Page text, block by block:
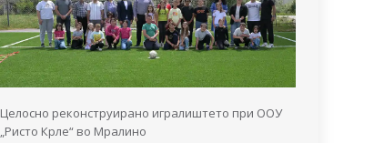
Целосно реконструирано игралиштето при ООУ
„Ристо Крле“ во Мралино